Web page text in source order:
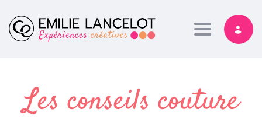
Toggle
Les conseils couture